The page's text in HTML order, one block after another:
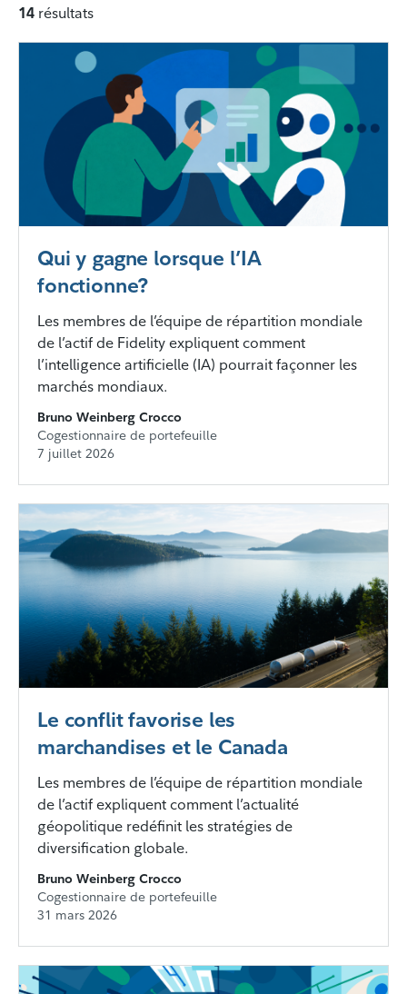
14 résultats
Qui y gagne lorsque l’IA
fonctionne?
Les membres de l’équipe de répartition mondiale
de l’actif de Fidelity expliquent comment
l’intelligence artificielle (IA) pourrait façonner les
marchés mondiaux.
Bruno Weinberg Crocco
Cogestionnaire de portefeuille
7 juillet 2026
Le conflit favorise les
marchandises et le Canada
Les membres de l’équipe de répartition mondiale
de l’actif expliquent comment l’actualité
géopolitique redéfinit les stratégies de
diversification globale.
Bruno Weinberg Crocco
Cogestionnaire de portefeuille
31 mars 2026